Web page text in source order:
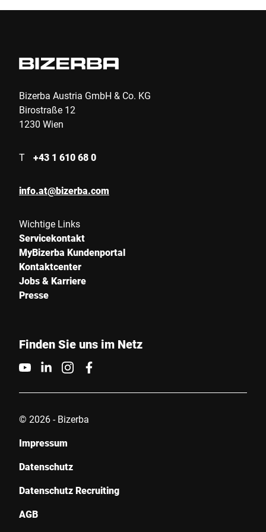
Stadt *
Land *
Ihre Nachricht an uns *
Hiermit bestätige ich, dass ich mit der Nutzung meiner Daten zur
Bearbeitung dieser Anfrage einverstanden bin. Weitere
Informationen finden Sie in den
Absenden
Bizerba Austria GmbH & Co. KG
Birostraße 12
1230 Wien
T +43 1 610 68 0
info.at@bizerba.com
Wichtige Links
Servicekontakt
MyBizerba Kundenportal
Kontaktcenter
Jobs & Karriere
Presse
Finden Sie uns im Netz
© 2026 - Bizerba
Impressum
Datenschutz
Datenschutz Recruiting
AGB